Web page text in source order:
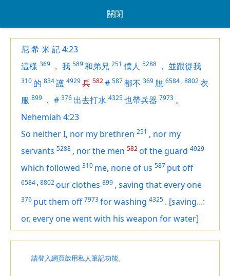
關閉
尼 希 米 記 4:23
這樣 369 ， 我 589和弟兄 251 僕人 5288 ， 並跟從我
310 的 834護 4929兵 582# 587都不 369 脫 6584 ,8802衣
服 899 ， # 376 出去打水 4325也帶兵器 7973 。
Nehemiah 4:23
So neither I, nor my brethren 251 , nor my
servants 5288 , nor the men 582of the guard 4929
which followed 310 me, none of us 587 put off
6584 ,8802our clothes 899 , saving thatevery one
376 put them off 7973for washing 4325 . [saving...:
or, every one went with his weapon for water]
請登入網頁啟用私人筆記功能。